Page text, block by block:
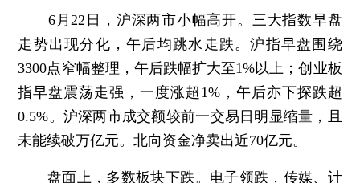
6月22日，沪深两市小幅高开。三大指数早盘
走势出现分化，午后均跳水走跌。沪指早盘围绕
3300点窄幅整理，午后跌幅扩大至1%以上；创业板
指早盘震荡走强，一度涨超1%，午后亦下探跌超
0.5%。沪深两市成交额较前一交易日明显缩量，且
未能续破万亿元。北向资金净卖出近70亿元。
盘面上，多数板块下跌。 电子领跌， 传媒、 计